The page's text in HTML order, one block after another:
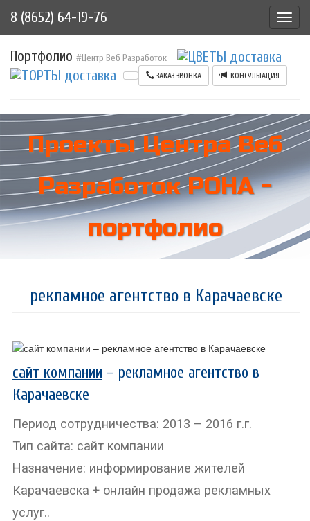
8 (8652) 64-19-76
Портфолио #Центр Веб Разработок
ЗАКАЗ ЗВОНКА КОНСУЛЬТАЦИЯ
Проекты Центра Веб
Разработок РОНА -
портфолио
рекламное агентство в Карачаевске
сайт компании – рекламное агентство в
Карачаевске
Период сотрудничества: 2013 – 2016 г.г.
Тип сайта: сайт компании
Назначение: информирование жителей
Карачаевска + онлайн продажа рекламных
услуг..